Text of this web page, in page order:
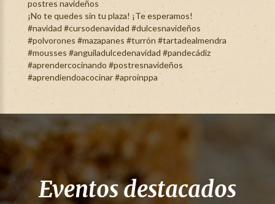
postres navideños
¡No te quedes sin tu plaza! ¡Te esperamos!
#navidad #cursodenavidad #dulcesnavideños
#polvorones #mazapanes #turrón #tartadealmendra
#mousses #anguiladulcedenavidad #pandecádiz
#aprendercocinando #postresnavideños
#aprendiendoacocinar #aproinppa
Eventos destacados